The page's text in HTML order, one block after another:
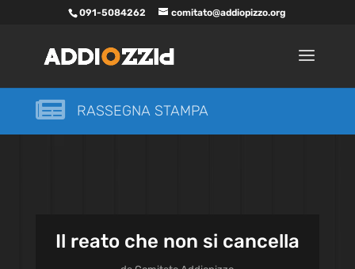
091-5084262 comitato@addiopizzo.org
 RASSEGNA STAMPA
Il reato che non si cancella